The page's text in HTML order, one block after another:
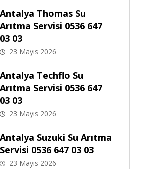
Antalya Thomas Su
Arıtma Servisi 0536 647
03 03
23 Mayıs 2026
Antalya Techflo Su
Arıtma Servisi 0536 647
03 03
23 Mayıs 2026
Antalya Suzuki Su Arıtma
Servisi 0536 647 03 03
23 Mayıs 2026